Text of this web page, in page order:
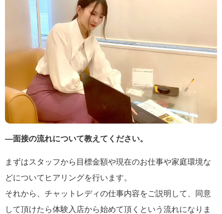
―面接の流れについて教えてください。
まずはスタッフから目標金額や現在のお仕事や家庭環境な
どについてヒアリングを行います。
それから、チャットレディの仕事内容をご説明して、同意
して頂けたら体験入店から始めて頂くという流れになりま